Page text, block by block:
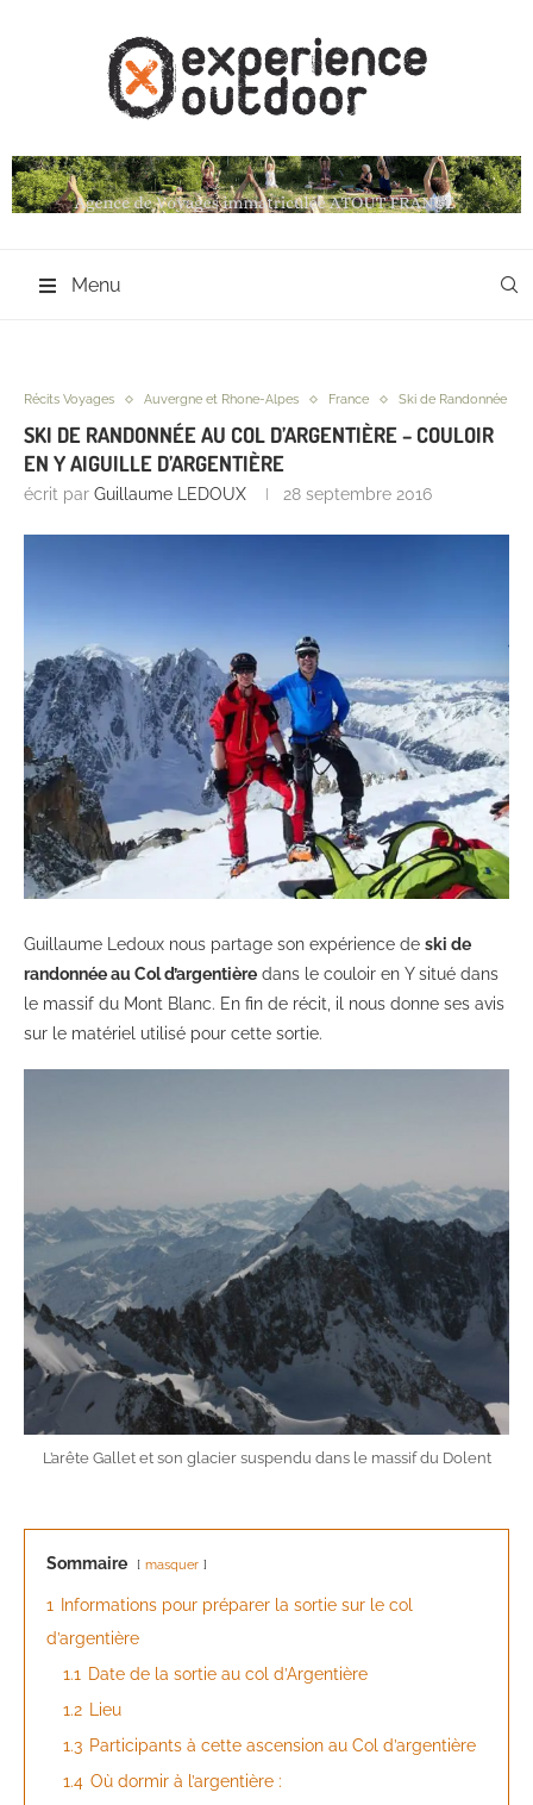
Menu
Récits Voyages Auvergne et Rhone-Alpes France Ski de Randonnée
SKI DE RANDONNÉE AU COL D’ARGENTIÈRE – COULOIR
EN Y AIGUILLE D’ARGENTIÈRE
écrit par Guillaume LEDOUX 28 septembre 2016
Guillaume Ledoux nous partage son expérience de ski de
randonnée au Col d’argentière dans le couloir en Y situé dans
le massif du Mont Blanc. En fin de récit, il nous donne ses avis
sur le matériel utilisé pour cette sortie.
L’arête Gallet et son glacier suspendu dans le massif du Dolent
Sommaire masquer
1
Informations pour préparer la sortie sur le col
d’argentière
1.1
Date de la sortie au col d’Argentière
1.2
Lieu
1.3 Participants à cette ascension au Col d’argentière
1.4 Où dormir à l’argentière :